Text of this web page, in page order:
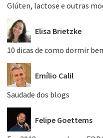
Glúten, lactose e outras
Elisa Brietzke
10 dicas de como dormir
Emílio Calil
Saudade dos blogs
Felipe Goettems